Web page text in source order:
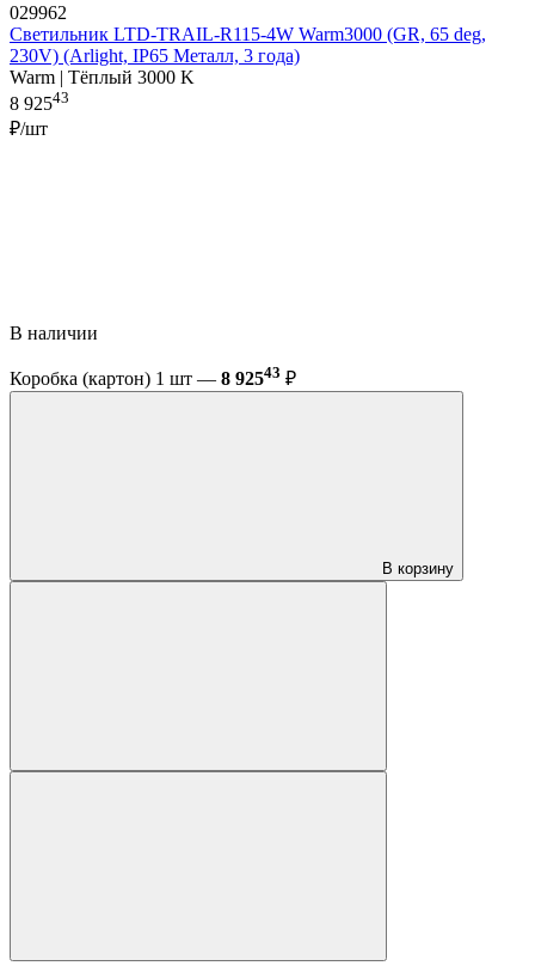
029962
Светильник LTD-TRAIL-R115-4W Warm3000 (GR, 65 deg,
230V) (Arlight, IP65 Металл, 3 года)
Warm | Тёплый 3000 K
8 92543
₽/шт
В наличии
Коробка (картон) 1 шт — 8 92543 ₽
В корзину